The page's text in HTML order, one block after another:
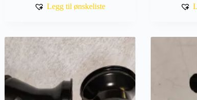
kr 935
Alternativene
produktsiden
Legg til ønskeliste
kr
Alternativene